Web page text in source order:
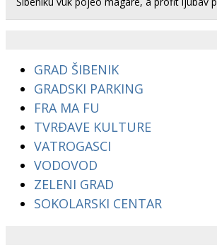
GRAD ŠIBENIK
GRADSKI PARKING
FRA MA FU
TVRĐAVE KULTURE
VATROGASCI
VODOVOD
ZELENI GRAD
SOKOLARSKI CENTAR